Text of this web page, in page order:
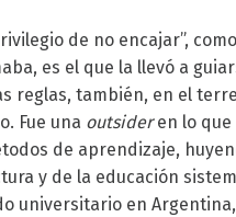
de no encajar”,
es el que la llevó a
reglas, también, en el
Fue una outsideren lo
de aprendizaje,
y de la educación
universitario en